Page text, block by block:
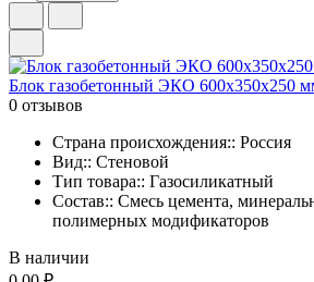
Блок газобетонный ЭКО 600x350x250
0 отзывов
Страна происхождения:: Россия
Вид:: Стеновой
Тип товара:: Газосиликатный
Состав:: Смесь цемента,
полимерных модификаторов
В наличии